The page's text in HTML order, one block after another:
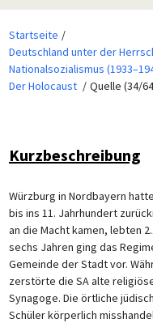
Startseite
Deutschland unter der
Nationalsozialismus
Der Holocaust
Quelle (34/
Kurzbeschreibung
Würzburg in Nordbayern
bis ins 11. Jahrhundert
an die Macht kamen, lebten
sechs Jahren ging das
Gemeinde der Stadt vor.
zerstörte die SA alte
Synagoge. Die örtliche
Schüler körperlich